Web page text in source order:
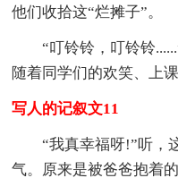
他们收拾这“烂摊子”。
“叮铃铃，叮铃铃
随着同学们的欢笑、上
写人的记叙文11
“我真幸福呀!”听，这
气。原来是被爸爸抱着